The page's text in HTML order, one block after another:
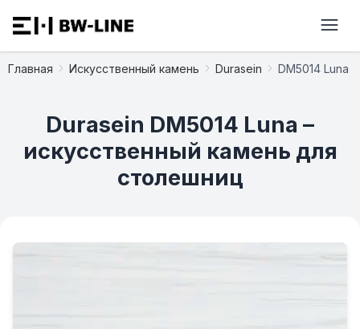
Главная Искусственный камень Durasein DM5014 Luna
Durasein DM5014 Luna –
искусственный камень для
столешниц